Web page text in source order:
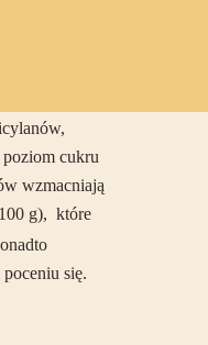
cukru
wzmacniają
g), które
się.